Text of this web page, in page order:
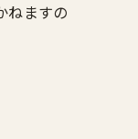
ねますの